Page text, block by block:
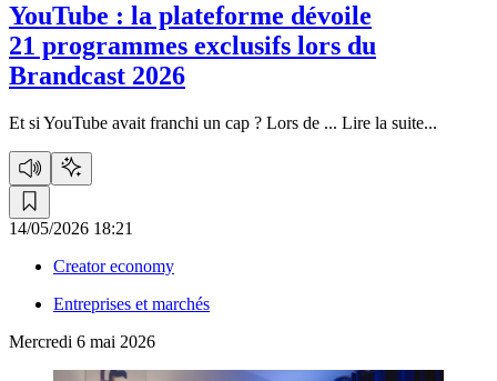
YouTube : la plateforme dévoile
21 programmes exclusifs lors du
Brandcast 2026
Et si YouTube avait franchi un cap ? Lors de ... Lire la suite...
14/05/2026 18:21
Creator economy
Entreprises et marchés
Mercredi 6 mai 2026